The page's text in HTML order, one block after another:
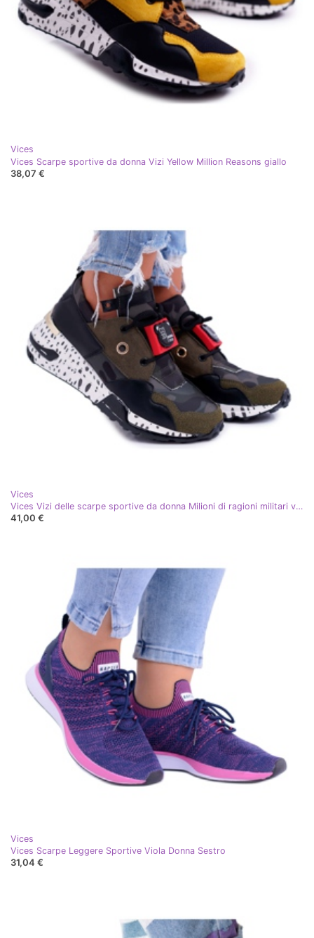
Vices
Vices Scarpe sportive da donna Vizi Yellow Million Reasons giallo
38,07 €
Vices
Vices Vizi delle scarpe sportive da donna Milioni di ragioni militari verde
41,00 €
Vices
Vices Scarpe Leggere Sportive Viola Donna Sestro
31,04 €